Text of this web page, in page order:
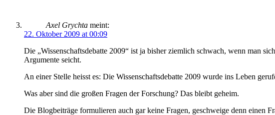
Axel Grychta meint:
22. Oktober 2009 at 00:09
Die „Wissenschaftsdebatte 2009“ ist ja bisher ziemlich schwach, wenn man
Argumente seicht.
An einer Stelle heisst es: Die Wissenschaftsdebatte 2009 wurde ins Leben
Was aber sind die großen Fragen der Forschung? Das bleibt geheim.
Die Blogbeiträge formulieren auch gar keine Fragen, geschweige denn einen